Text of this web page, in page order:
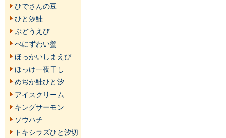
ひでさんの豆
ひと汐鮭
ぶどうえび
べにずわい蟹
ほっかいしまえび
ほっけ一夜干し
めぢか鮭ひと汐
アイスクリーム
キングサーモン
ソウハチ
トキシラズひと汐切